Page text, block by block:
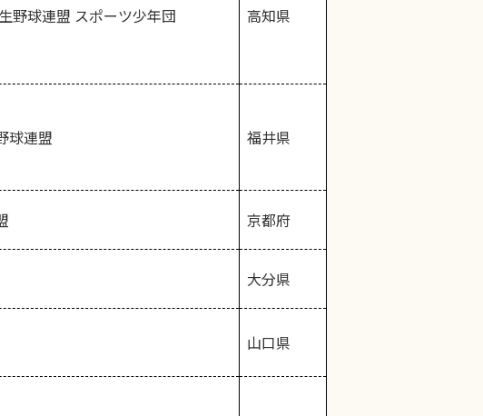
野球連盟 スポーツ少年団 高知県
球連盟 福井県
京都府
大分県
山口県